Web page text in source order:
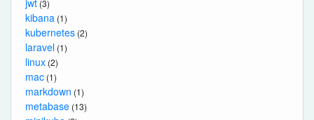
jwt (3)
kibana (1)
kubernetes (2)
laravel (1)
linux (2)
mac (1)
markdown (1)
metabase (13)